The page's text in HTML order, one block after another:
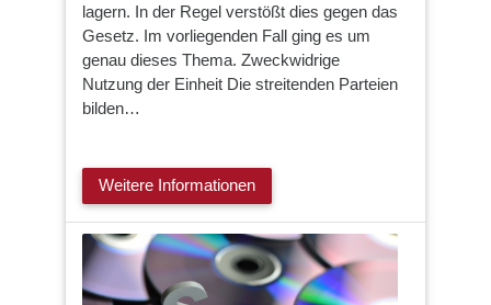
lagern. In der Regel verstößt dies gegen das
Gesetz. Im vorliegenden Fall ging es um
genau dieses Thema. Zweckwidrige
Nutzung der Einheit Die streitenden Parteien
bilden…
Weitere Informationen